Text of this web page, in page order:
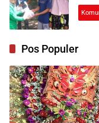
Pos Populer